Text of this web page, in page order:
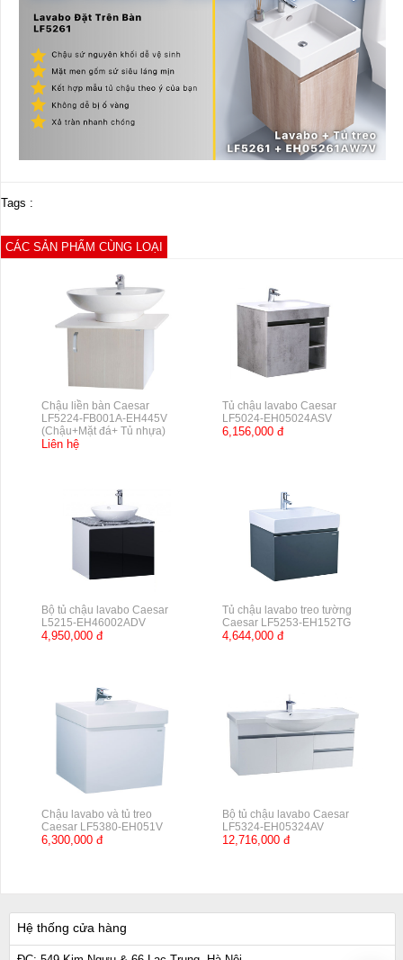
Tags :
CÁC SẢN PHẨM CÙNG LOẠI
Chậu liền bàn Caesar
LF5224-FB001A-EH445V
(Chậu+Mặt đá+ Tủ nhựa)
Liên hệ
Tủ chậu lavabo Caesar
LF5024-EH05024ASV
6,156,000 đ
Bộ tủ chậu lavabo Caesar
L5215-EH46002ADV
4,950,000 đ
Tủ chậu lavabo treo tường
Caesar LF5253-EH152TG
4,644,000 đ
Chậu lavabo và tủ treo
Caesar LF5380-EH051V
6,300,000 đ
Bộ tủ chậu lavabo Caesar
LF5324-EH05324AV
12,716,000 đ
Hệ thống cửa hàng